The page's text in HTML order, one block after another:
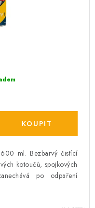
ml. Bezbarvý čistící
kotoučů, spojkových
po odpaření